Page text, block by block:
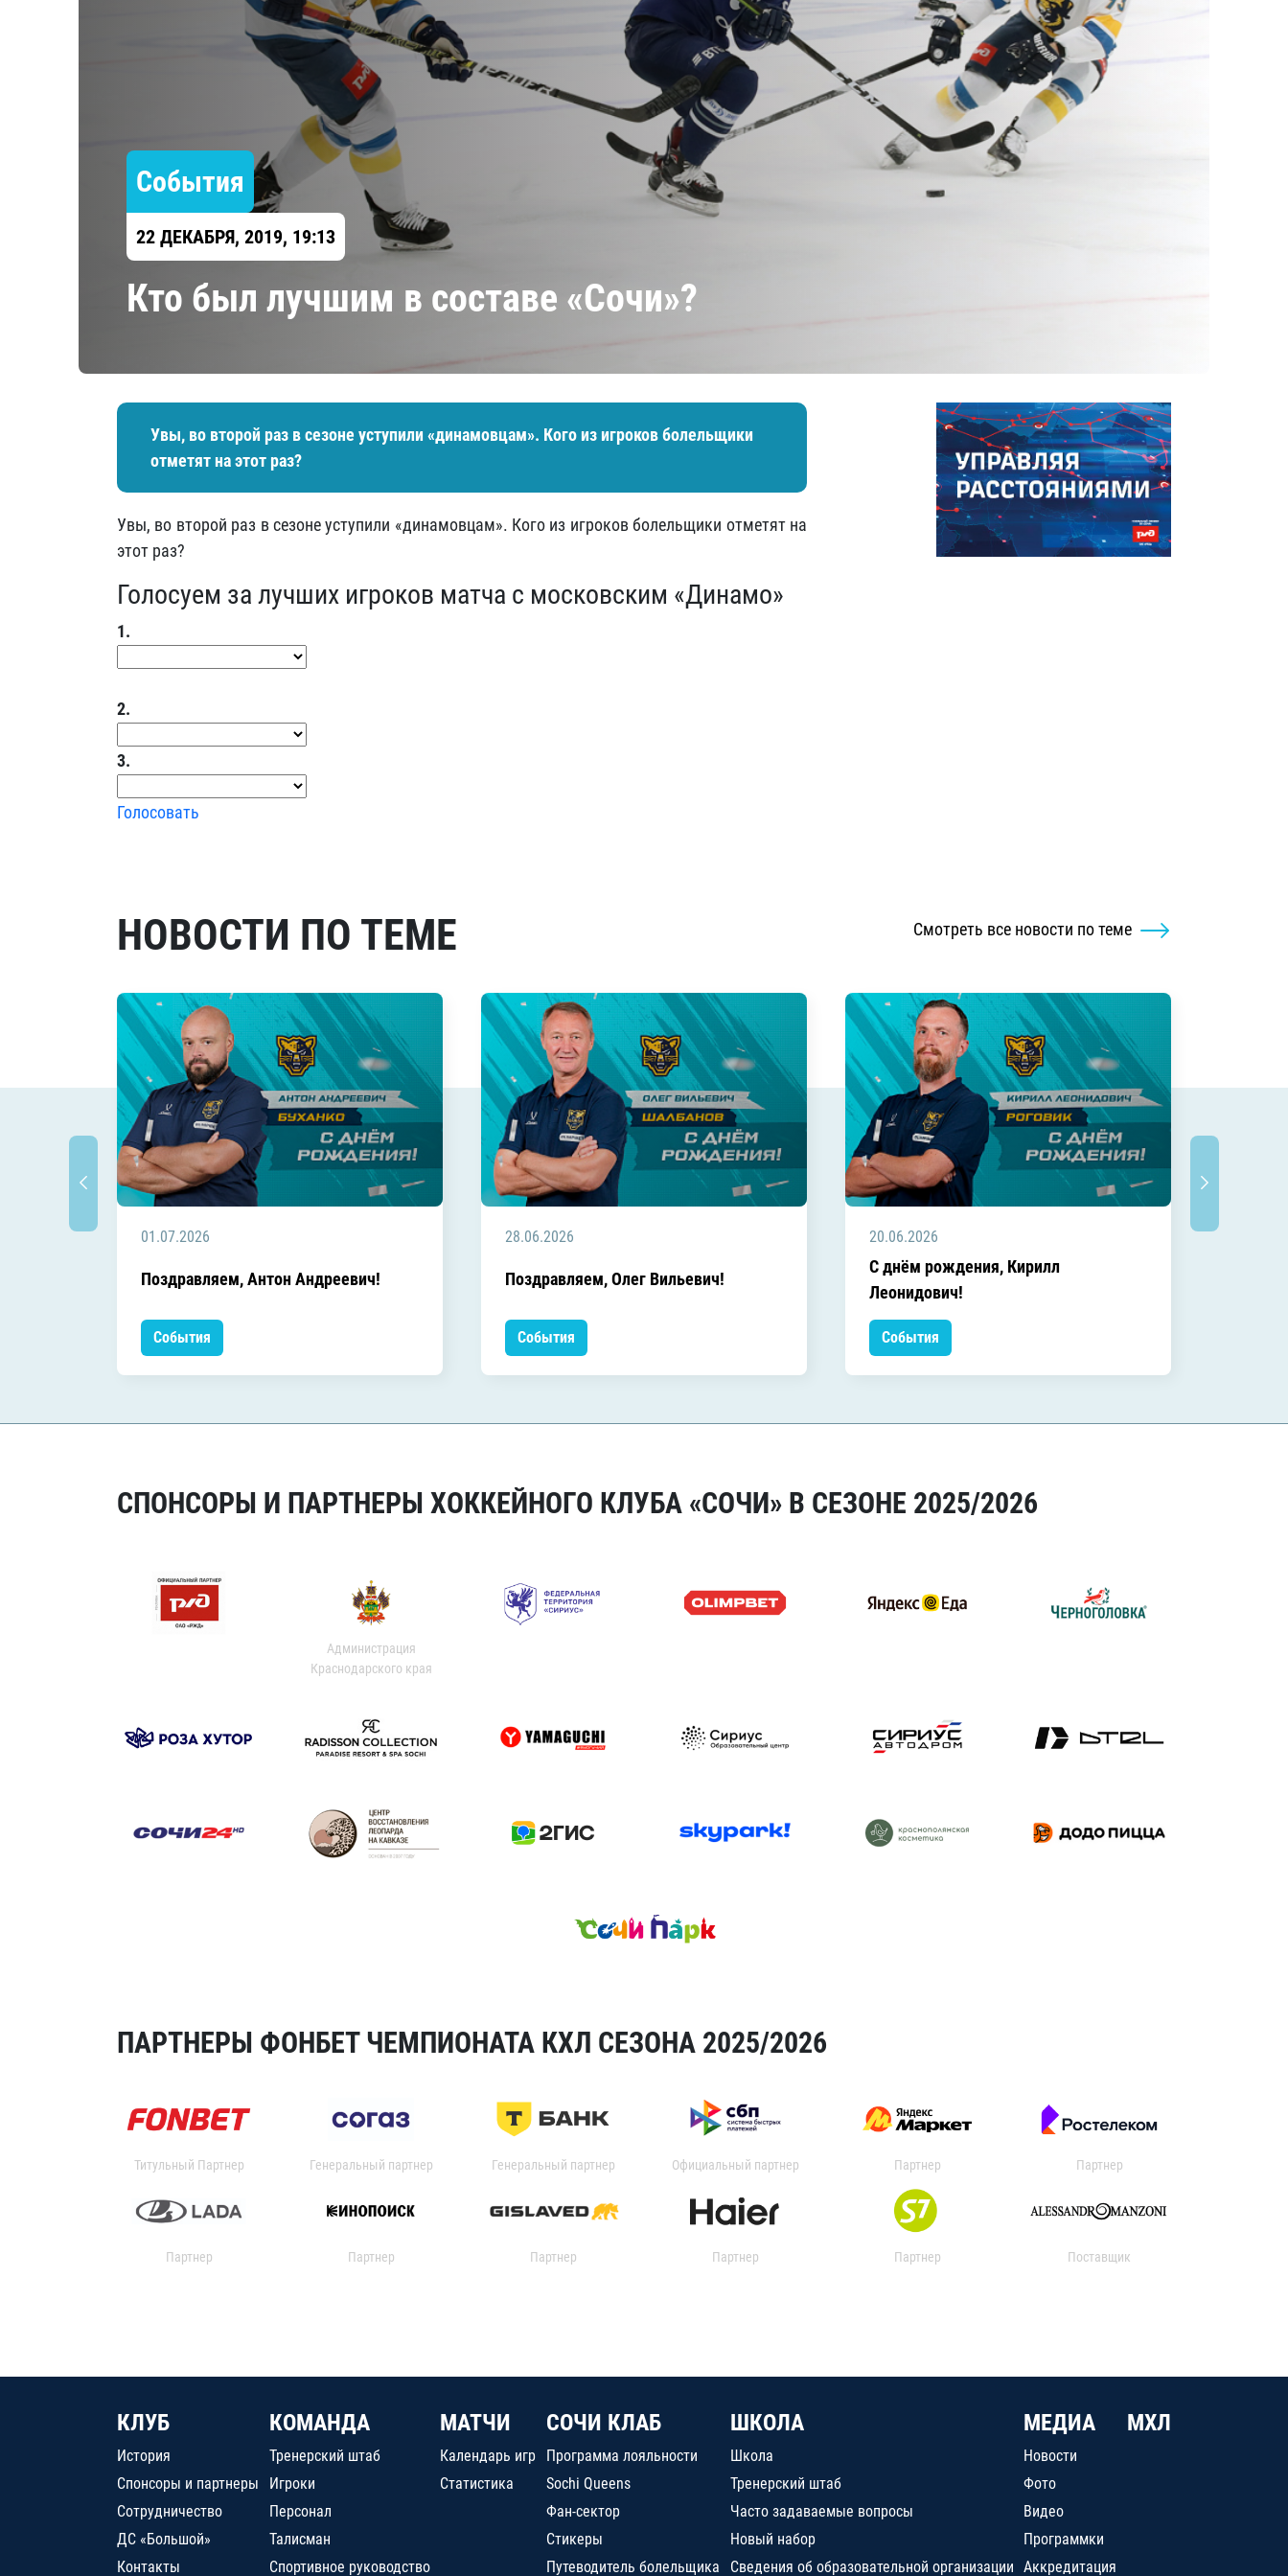
Локомотив
Северсталь
ЦСКА
Шанхайские Драконы
Салават Юлаев
События
22 ДЕКАБРЯ, 2019, 19:13
Кто был лучшим в составе «Сочи»?
Увы, во второй раз в сезоне уступили «динамовцам». Кого из игроков болельщики
отметят на этот раз?
Увы, во второй раз в сезоне уступили «динамовцам». Кого из игроков болельщики отметят на
этот раз?
Голосуем за лучших игроков матча с московским «Динамо»
1.
2.
3.
Голосовать
НОВОСТИ ПО ТЕМЕ Смотреть все новости по теме
01.07.2026
Поздравляем, Антон Андреевич!
События
28.06.2026
Поздравляем, Олег Вильевич!
События
20.06.2026
C днём рождения, Кирилл
Леонидович!
События
СПОНСОРЫ И ПАРТНЕРЫ ХОККЕЙНОГО КЛУБА «СОЧИ» В СЕЗОНЕ 2025/2026
Администрация
Краснодарского края
ПАРТНЕРЫ ФОНБЕТ ЧЕМПИОНАТА КХЛ СЕЗОНА 2025/2026
Титульный Партнер Генеральный партнер Генеральный партнер Официальный партнер Партнер Партнер
Партнер Партнер Партнер Партнер Партнер Поставщик
КЛУБ
История
Спонсоры и партнеры
Сотрудничество
ДС «Большой»
Контакты
КОМАНДА
Тренерский штаб
Игроки
Персонал
Талисман
Спортивное руководство
МАТЧИ
Календарь игр
Статистика
СОЧИ КЛАБ
Программа лояльности
Sochi Queens
Фан-сектор
Стикеры
Путеводитель болельщика
ШКОЛА
Школа
Тренерский штаб
Часто задаваемые вопросы
Новый набор
Сведения об образовательной организации
МЕДИА
Новости
Фото
Видео
Программки
Аккредитация
МХЛ